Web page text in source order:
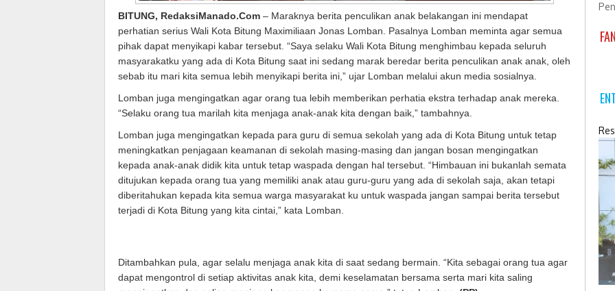
BITUNG, RedaksiManado.Com – Maraknya berita penculikan anak belakangan ini mendapat
perhatian serius Wali Kota Bitung Maximiliaan Jonas Lomban. Pasalnya Lomban meminta agar semua
pihak dapat menyikapi kabar tersebut. “Saya selaku Wali Kota Bitung menghimbau kepada seluruh
masyarakatku yang ada di Kota Bitung saat ini sedang marak beredar berita penculikan anak anak, oleh
sebab itu mari kita semua lebih menyikapi berita ini,” ujar Lomban melalui akun media sosialnya.
Lomban juga mengingatkan agar orang tua lebih memberikan perhatia ekstra terhadap anak mereka.
“Selaku orang tua marilah kita menjaga anak-anak kita dengan baik,” tambahnya.
Lomban juga mengingatkan kepada para guru di semua sekolah yang ada di Kota Bitung untuk tetap
meningkatkan penjagaan keamanan di sekolah masing-masing dan jangan bosan mengingatkan
kepada anak-anak didik kita untuk tetap waspada dengan hal tersebut. “Himbauan ini bukanlah semata
ditujukan kepada orang tua yang memiliki anak atau guru-guru yang ada di sekolah saja, akan tetapi
diberitahukan kepada kita semua warga masyarakat ku untuk waspada jangan sampai berita tersebut
terjadi di Kota Bitung yang kita cintai,” kata Lomban.
Ditambahkan pula, agar selalu menjaga anak kita di saat sedang bermain. “Kita sebagai orang tua agar
dapat mengontrol di setiap aktivitas anak kita, demi keselamatan bersama serta mari kita saling